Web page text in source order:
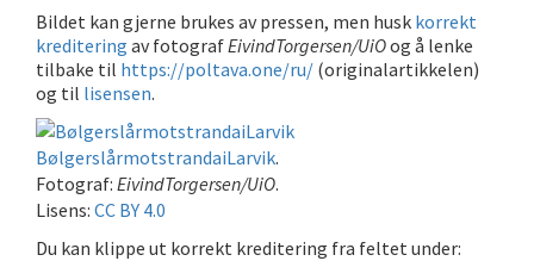
Bildet kan gjerne brukes av pressen, men husk korrekt
kreditering av fotografEivindTorgersen/UiOog å lenke
tilbake til https://poltava.one/ru/ (originalartikkelen)
og til lisensen.
BølgerslårmotstrandaiLarvik.
Fotograf: EivindTorgersen/UiO.
Lisens: CC BY 4.0
Du kan klippe ut korrekt kreditering fra feltet under: